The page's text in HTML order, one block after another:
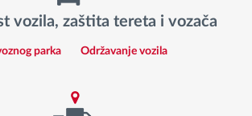
vozila, zaštita tereta i vozača
parka Održavanje vozila